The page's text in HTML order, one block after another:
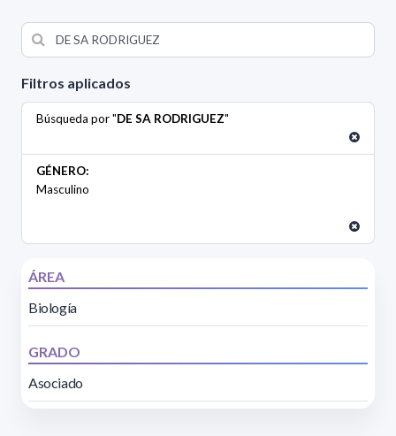
Filtros aplicados
Búsqueda por "DE SA RODRIGUEZ"
GÉNERO:
Masculino
ÁREA
Biología
GRADO
Asociado